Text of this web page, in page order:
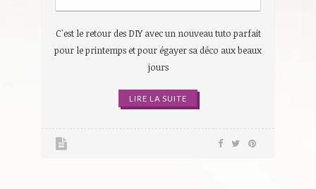
C'est le retour des DIY avec un nouveau tuto parfait
pour le printemps et pour égayer sa déco aux beaux
jours
LIRE LA SUITE